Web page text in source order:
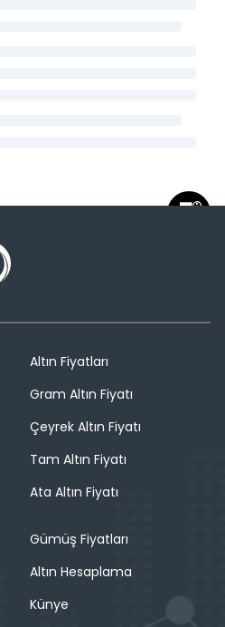
Altın Fiyatları
Gram Altın Fiyatı
Çeyrek Altın Fiyatı
Tam Altın Fiyatı
Ata Altın Fiyatı
Gümüş Fiyatları
Altın Hesaplama
Künye